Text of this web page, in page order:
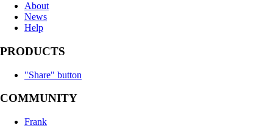
About
News
Help
PRODUCTS
"Share" button
COMMUNITY
Frank